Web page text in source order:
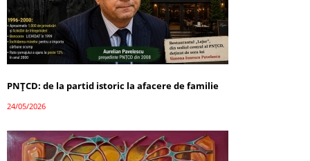
PNȚCD: de la partid istoric la afacere de familie
24/05/2026